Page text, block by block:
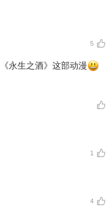
5
永生之酒》这部动漫
1
4